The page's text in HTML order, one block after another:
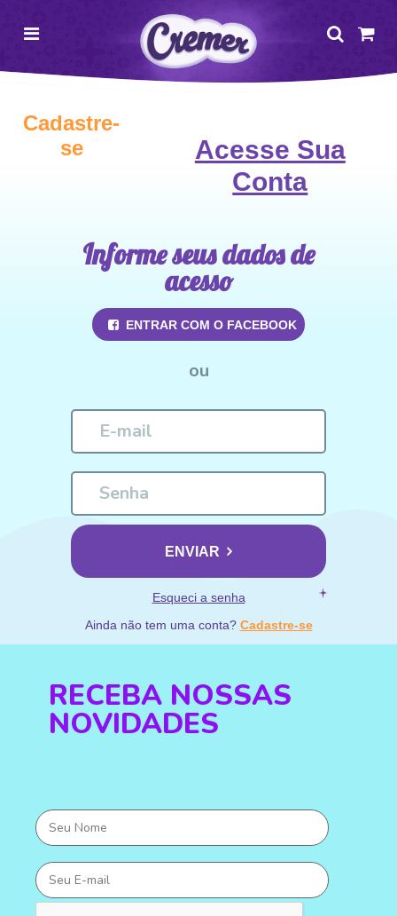
Cadastre-
se
Acesse Sua
Conta
Informe seus dados de
acesso
ENTRAR COM O FACEBOOK
ou
ENVIAR
Esqueci a senha
Ainda não tem uma conta? Cadastre-se
RECEBA NOSSAS
NOVIDADES